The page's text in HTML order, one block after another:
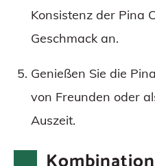
Konsistenz der Pina
Geschmack an.
Genießen Sie die
von Freunden oder
Auszeit.